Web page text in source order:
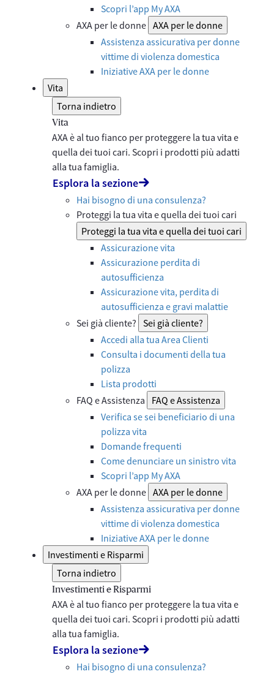
Scopri l’app My AXA
AXA per le donne AXA per le donne
Assistenza assicurativa per donne
vittime di violenza domestica
Iniziative AXA per le donne
Vita
Torna indietro
Vita
AXA è al tuo fianco per proteggere la tua vita e
quella dei tuoi cari. Scopri i prodotti più adatti
alla tua famiglia.
Esplora la sezione
Hai bisogno di una consulenza?
Proteggi la tua vita e quella dei tuoi cari
Proteggi la tua vita e quella dei tuoi cari
Assicurazione vita
Assicurazione perdita di
autosufficienza
Assicurazione vita, perdita di
autosufficienza e gravi malattie
Sei già cliente? Sei già cliente?
Accedi alla tua Area Clienti
Consulta i documenti della tua
polizza
Lista prodotti
FAQ e Assistenza
FAQ e Assistenza
Verifica se sei beneficiario di una
polizza vita
Domande frequenti
Come denunciare un sinistro vita
Scopri l’app My AXA
AXA per le donne AXA per le donne
Assistenza assicurativa per donne
vittime di violenza domestica
Iniziative AXA per le donne
Investimenti e Risparmi
Torna indietro
Investimenti e Risparmi
AXA è al tuo fianco per proteggere la tua vita e
quella dei tuoi cari. Scopri i prodotti più adatti
alla tua famiglia.
Esplora la sezione
Hai bisogno di una consulenza?